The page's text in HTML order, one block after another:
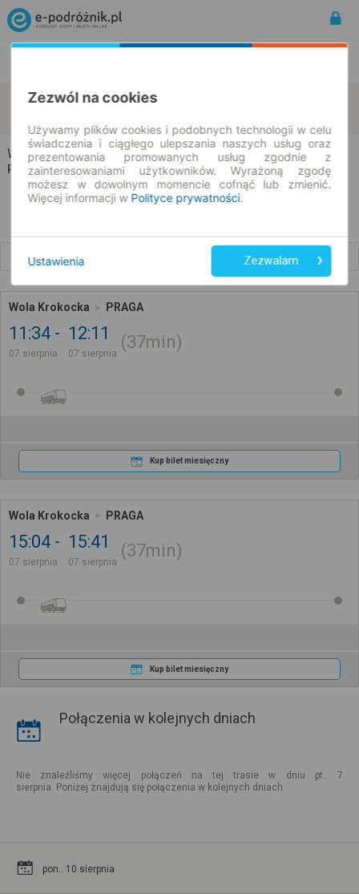
Wola Krokocka Praga
Wola Krokocka → Praga
Rozkład jazdy i bilety
Wola Krokocka PRAGA
11:34
07 sierpnia
12:11
07 sierpnia
37min
Kup bilet miesięczny
Wola Krokocka PRAGA
15:04
07 sierpnia
15:41
07 sierpnia
37min
Kup bilet miesięczny
Połączenia w kolejnych dniach
Nie znaleźliśmy więcej połączeń na tej trasie w dniu pt.. 7
sierpnia. Poniżej znajdują się połączenia w kolejnych dniach
pon.. 10 sierpnia
Zezwól na cookies
Używamy plików cookies i podobnych technologii w celu
świadczenia i ciągłego ulepszania naszych usług oraz
prezentowania promowanych usług zgodnie z
zainteresowaniami użytkowników. Wyrażoną zgodę
możesz w dowolnym momencie cofnąć lub zmienić.
Więcej informacji w Polityce prywatności.
Ustawienia Zezwalam